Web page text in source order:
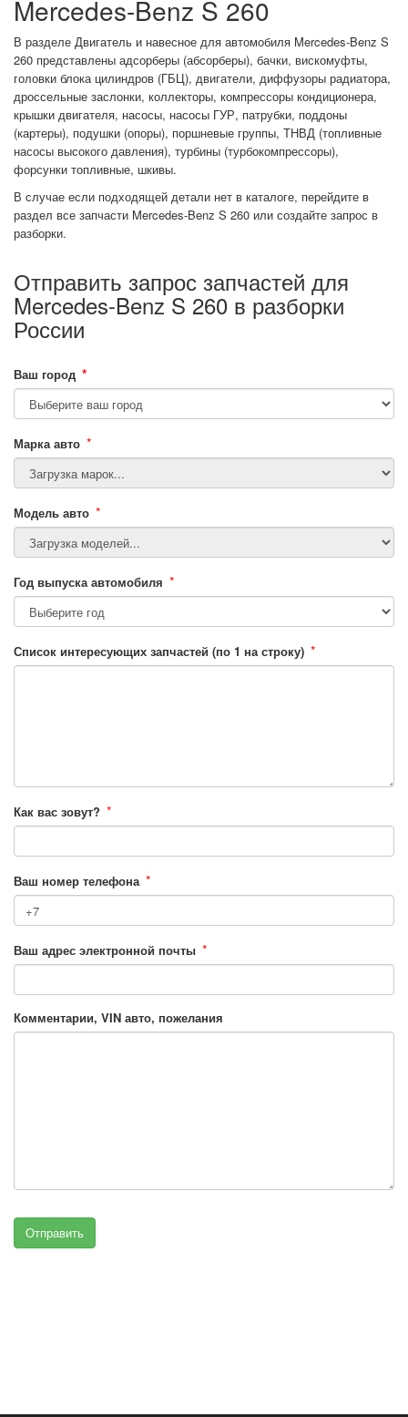
Mercedes-Benz S 260
В разделе Двигатель и навесное для автомобиля Mercedes-Benz S
260 представлены адсорберы (абсорберы), бачки, вискомуфты,
головки блока цилиндров (ГБЦ), двигатели, диффузоры радиатора,
дроссельные заслонки, коллекторы, компрессоры кондиционера,
крышки двигателя, насосы, насосы ГУР, патрубки, поддоны
(картеры), подушки (опоры), поршневые группы, ТНВД (топливные
насосы высокого давления), турбины (турбокомпрессоры),
форсунки топливные, шкивы.
В случае если подходящей детали нет в каталоге, перейдите в
раздел все запчасти Mercedes-Benz S 260 или создайте запрос в
разборки.
Отправить запрос запчастей для
Mercedes-Benz S 260 в разборки
России
Ваш город *
Марка авто *
Модель авто *
Год выпуска автомобиля *
Список интересующих запчастей (по 1 на строку) *
Как вас зовут? *
Ваш номер телефона *
Ваш адрес электронной почты *
Комментарии, VIN авто, пожелания